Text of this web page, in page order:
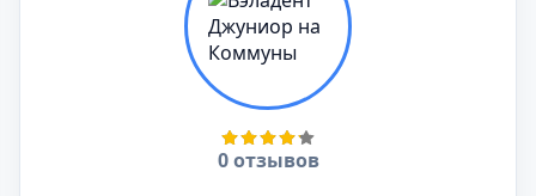
0 отзывов